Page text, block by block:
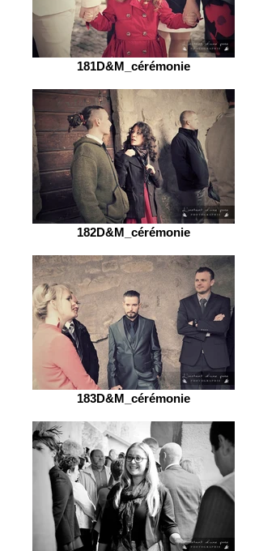
181D&M_cérémonie
182D&M_cérémonie
183D&M_cérémonie